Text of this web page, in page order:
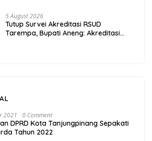
5 August 2026
Tutup Survei Akreditasi RSUD
Tarempa, Bupati Aneng: Akreditasi
2021 0 Comment
DPRD Kota Tanjungpinang Sepakati
Tahun 2022